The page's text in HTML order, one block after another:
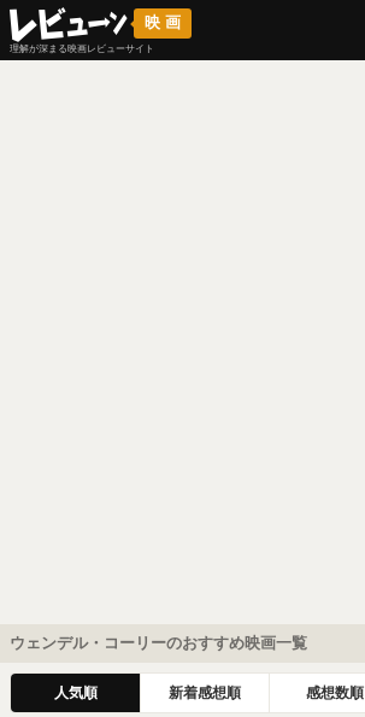
映画
理解が深まる映画レビューサイト
ウェンデル・コーリーのおすすめ映画一覧
人気順 新着感想順 感想数順